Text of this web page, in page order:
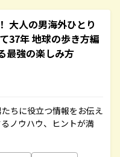
大人の男海外ひとり
37年 地球の歩き方編
最強の楽しみ方
ちに役立つ情報をお伝え
ノウハウ、ヒントが満